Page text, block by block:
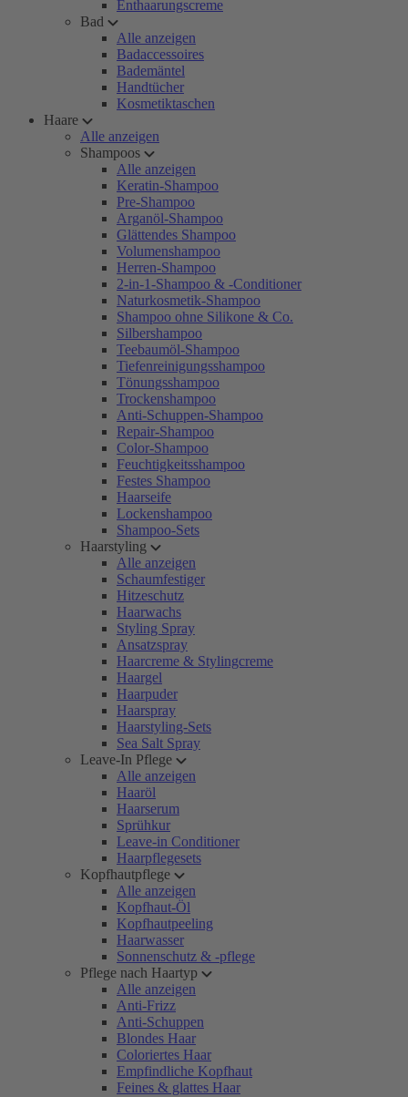
Enthaarungscreme
Bad
Alle anzeigen
Badaccessoires
Bademäntel
Handtücher
Kosmetiktaschen
Haare
Alle anzeigen
Shampoos
Alle anzeigen
Keratin-Shampoo
Pre-Shampoo
Arganöl-Shampoo
Glättendes Shampoo
Volumenshampoo
Herren-Shampoo
2-in-1-Shampoo & -Conditioner
Naturkosmetik-Shampoo
Shampoo ohne Silikone & Co.
Silbershampoo
Teebaumöl-Shampoo
Tiefenreinigungsshampoo
Tönungsshampoo
Trockenshampoo
Anti-Schuppen-Shampoo
Repair-Shampoo
Color-Shampoo
Feuchtigkeitsshampoo
Festes Shampoo
Haarseife
Lockenshampoo
Shampoo-Sets
Haarstyling
Alle anzeigen
Schaumfestiger
Hitzeschutz
Haarwachs
Styling Spray
Ansatzspray
Haarcreme & Stylingcreme
Haargel
Haarpuder
Haarspray
Haarstyling-Sets
Sea Salt Spray
Leave-In Pflege
Alle anzeigen
Haaröl
Haarserum
Sprühkur
Leave-in Conditioner
Haarpflegesets
Kopfhautpflege
Alle anzeigen
Kopfhaut-Öl
Kopfhautpeeling
Haarwasser
Sonnenschutz & -pflege
Pflege nach Haartyp
Alle anzeigen
Anti-Frizz
Anti-Schuppen
Blondes Haar
Coloriertes Haar
Empfindliche Kopfhaut
Feines & glattes Haar